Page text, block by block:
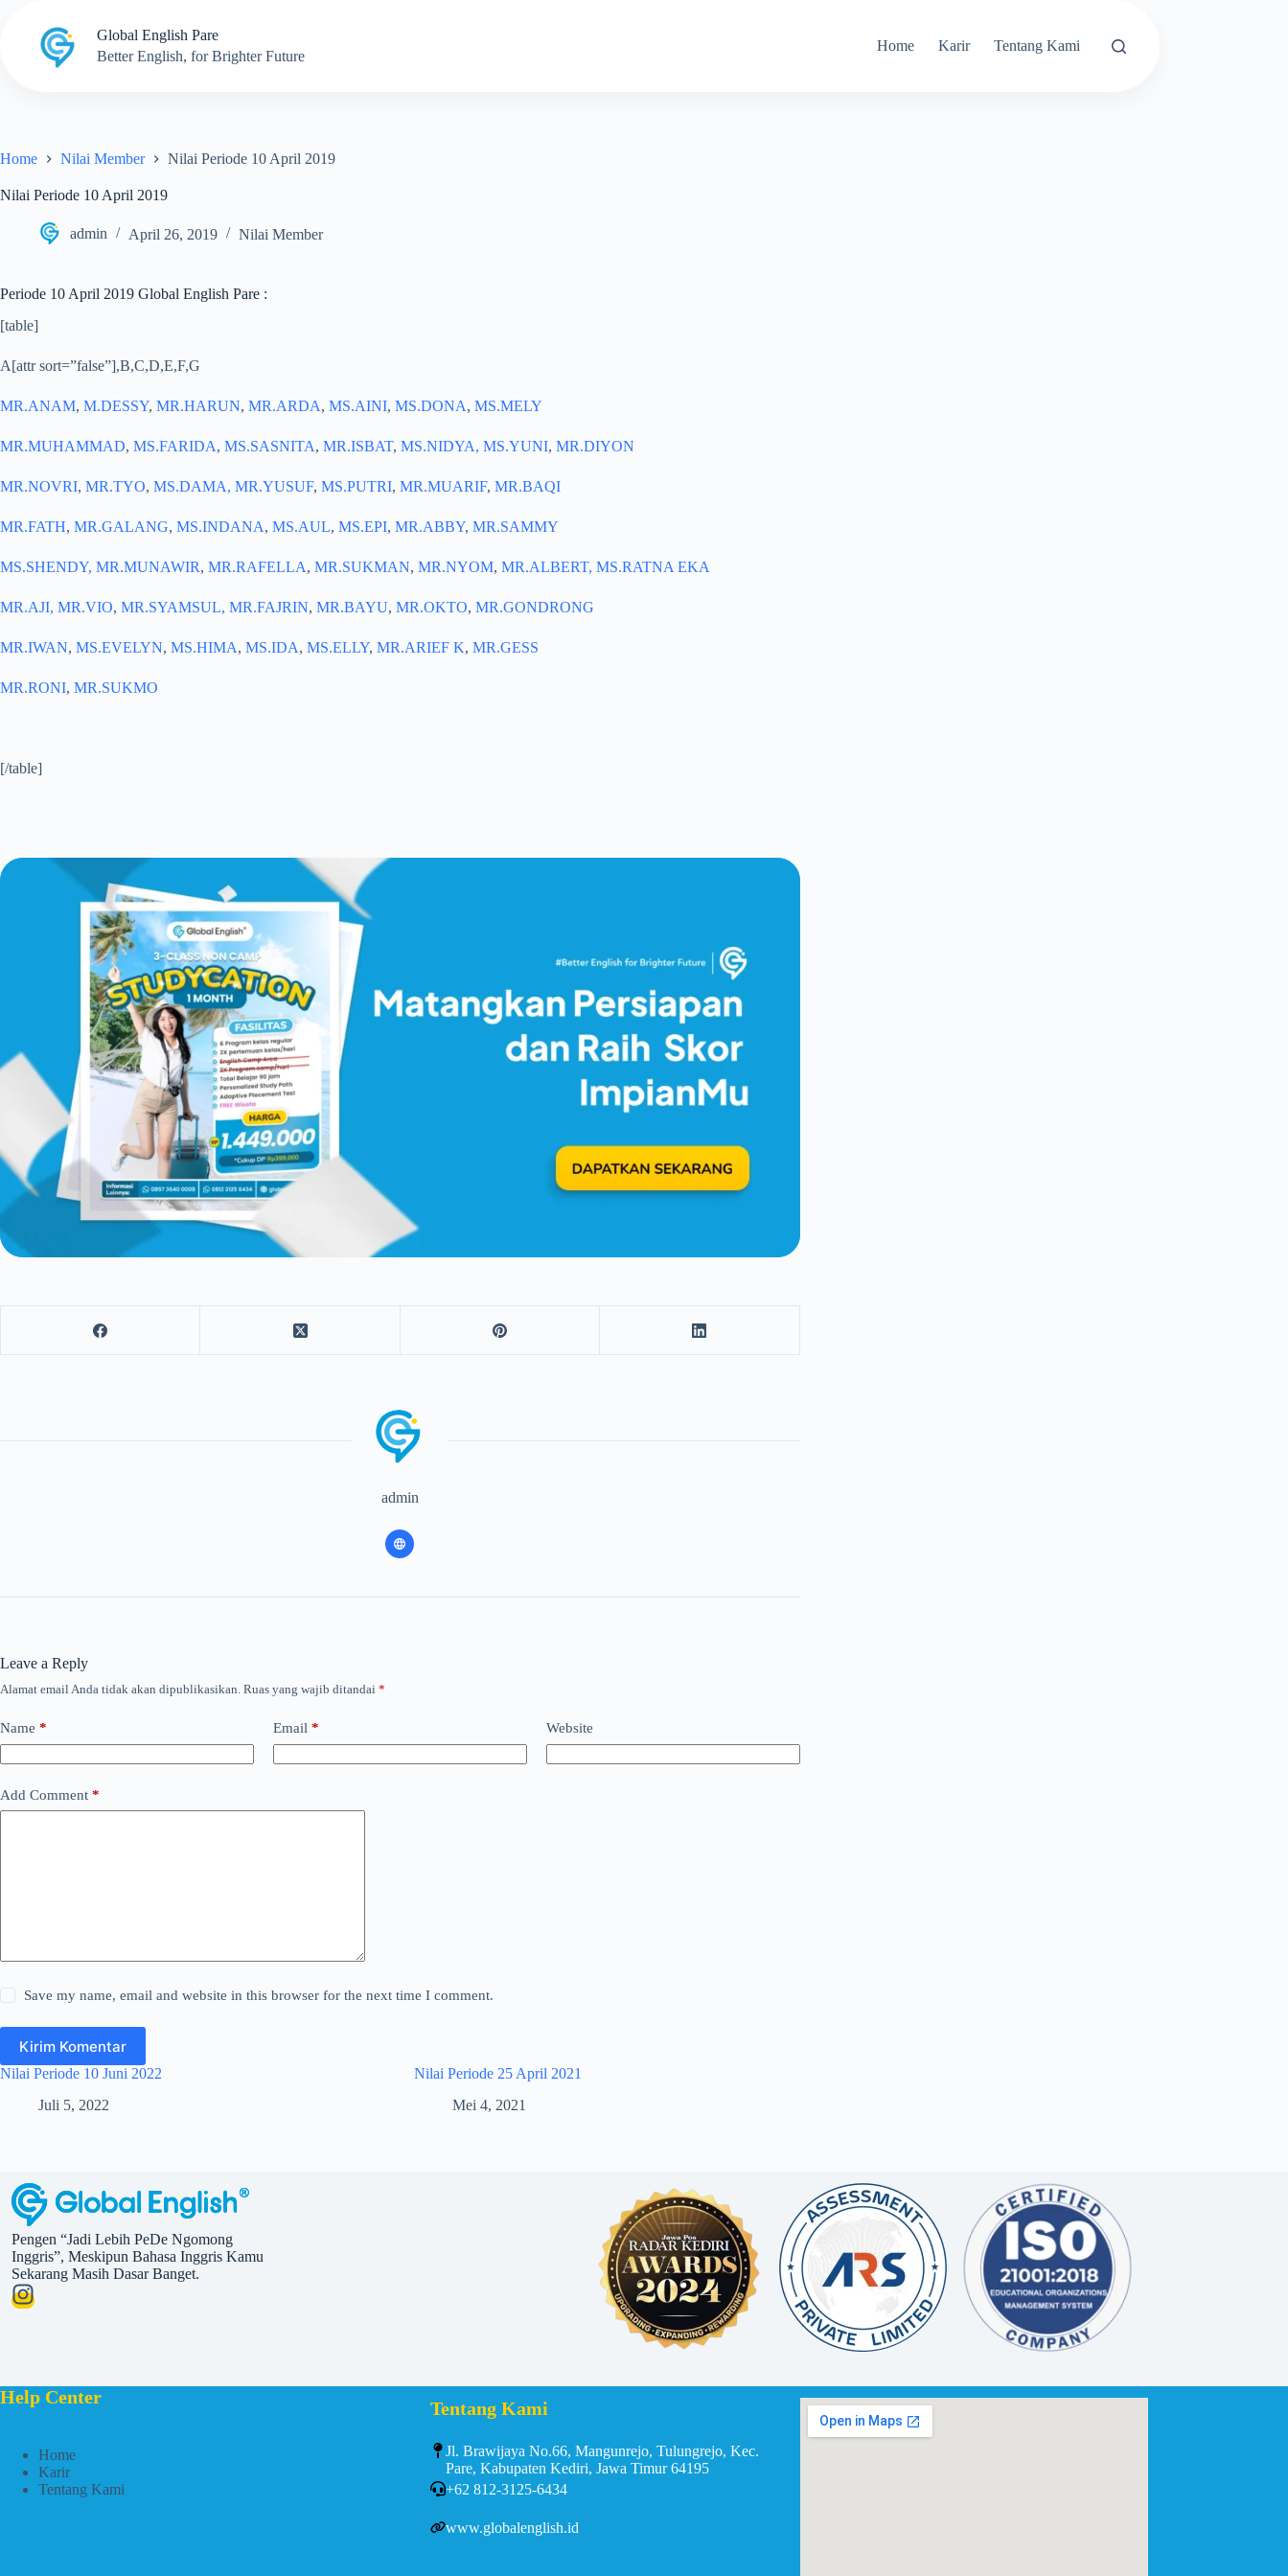
content
Global English Pare
Better English, for Brighter Future
Home Karir Tentang Kami
Home Nilai Member Nilai Periode 10 April 2019
Nilai Periode 10 April 2019
admin April 26, 2019 Nilai Member
Periode 10 April 2019 Global English Pare :
[table]
A[attr sort=”false”],B,C,D,E,F,G
MR.ANAM, M.DESSY, MR.HARUN, MR.ARDA, MS.AINI, MS.DONA, MS.MELY
MR.MUHAMMAD, MS.FARIDA, MS.SASNITA, MR.ISBAT, MS.NIDYA, MS.YUNI, MR.DIYON
MR.NOVRI, MR.TYO, MS.DAMA, MR.YUSUF, MS.PUTRI, MR.MUARIF, MR.BAQI
MR.FATH, MR.GALANG, MS.INDANA, MS.AUL, MS.EPI, MR.ABBY, MR.SAMMY
MS.SHENDY, MR.MUNAWIR, MR.RAFELLA, MR.SUKMAN, MR.NYOM, MR.ALBERT, MS.RATNA EKA
MR.AJI, MR.VIO, MR.SYAMSUL, MR.FAJRIN, MR.BAYU, MR.OKTO, MR.GONDRONG
MR.IWAN, MS.EVELYN, MS.HIMA, MS.IDA, MS.ELLY, MR.ARIEF K, MR.GESS
MR.RONI, MR.SUKMO
[/table]
admin
Leave a Reply
Alamat email Anda tidak akan dipublikasikan. Ruas yang wajib ditandai *
Name * Email * Website
Add Comment *
Save my name, email and website in this browser for the next time I comment.
Kirim Komentar
Nilai Periode 10 Juni 2022
Juli 5, 2022
Nilai Periode 25 April 2021
Mei 4, 2021
Pengen “Jadi Lebih PeDe Ngomong
Inggris”, Meskipun Bahasa Inggris Kamu
Sekarang Masih Dasar Banget.
Help Center
Home
Karir
Tentang Kami
Tentang Kami
Jl. Brawijaya No.66, Mangunrejo, Tulungrejo, Kec.
Pare, Kabupaten Kediri, Jawa Timur 64195
+62 812-3125-6434
www.globalenglish.id